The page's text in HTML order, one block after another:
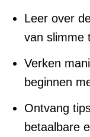
Leer over
van slimme
Verken
beginnen
Ontvang
betaalbare